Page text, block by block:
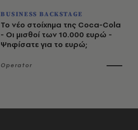
BUSINESS BACKSTAGE
Το νέο στοίχημα της Coca-Cola
- Οι μισθοί των 10.000 ευρώ -
Ψηφίσατε για το ευρώ;
Operator